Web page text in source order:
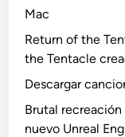
Mac
Return of the
the Tentacle
Descargar
Brutal
nuevo Unreal